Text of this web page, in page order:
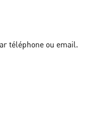
téléphone ou email.